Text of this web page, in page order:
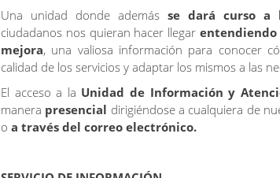
Una unidad donde además se dará curso a
ciudadanos nos quieran hacer llegar entendiendo
mejora, una valiosa información para conocer
calidad de los servicios y adaptar los mismos a las
El acceso a la Unidad de Información y
manera presencial dirigiéndose a cualquiera de
o a través del correo electrónico.